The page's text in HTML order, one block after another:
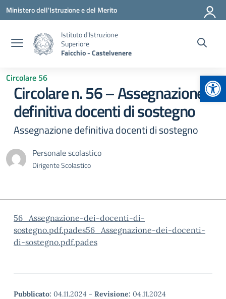
Vai ai contenuti
Vai al menu di navigazione
Vai al footer
Ministero dell'Istruzione e del Merito
Istituto d'Istruzione
Superiore
Faicchio - Castelvenere
Circolare 56
Circolare n. 56 – Assegnazione
definitiva docenti di sostegno
Assegnazione definitiva docenti di sostegno
Personale scolastico
Dirigente Scolastico
56_Assegnazione-dei-docenti-di-
sostegno.pdf.pades56_Assegnazione-dei-docenti-
di-sostegno.pdf.pades
Pubblicato: 04.11.2024 - Revisione: 04.11.2024